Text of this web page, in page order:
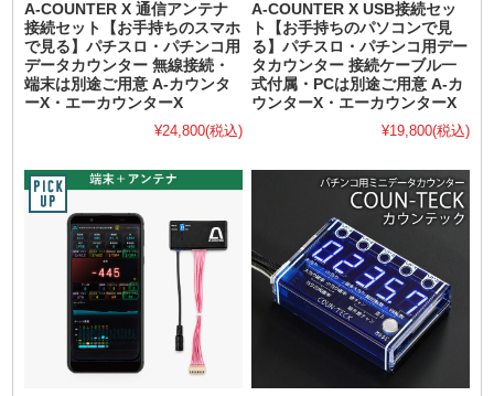
A-COUNTER X 通信アンテナ
接続セット【お手持ちのスマホ
で見る】パチスロ・パチンコ用
データカウンター 無線接続・
端末は別途ご用意 A-カウンタ
ーX・エーカウンターX
¥24,800(税込)
A-COUNTER X USB接続セッ
ト【お手持ちのパソコンで見
る】パチスロ・パチンコ用デー
タカウンター 接続ケーブル一
式付属・PCは別途ご用意 A-カ
ウンターX・エーカウンターX
¥19,800(税込)